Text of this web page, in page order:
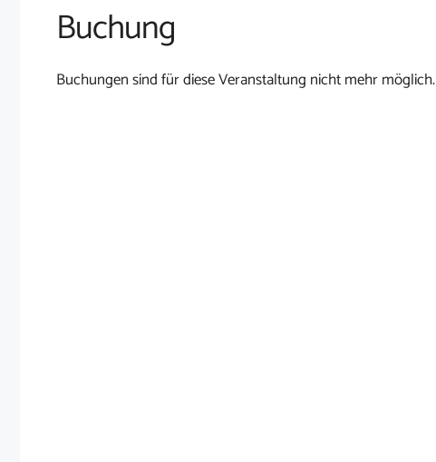
Buchung
Buchungen sind für diese Veranstaltung nicht mehr möglich.